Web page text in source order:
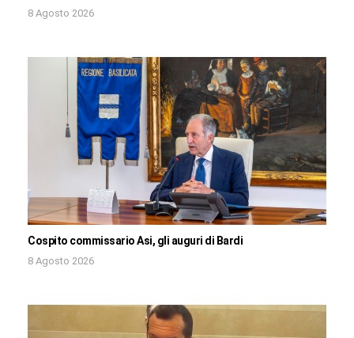
8 Agosto 2026
Cospito commissario Asi, gli auguri di Bardi
8 Agosto 2026